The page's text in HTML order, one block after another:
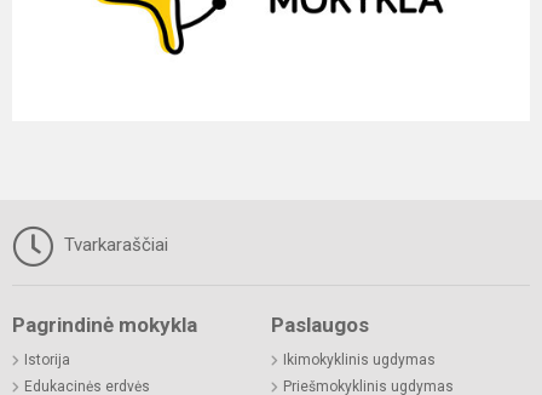
Tvarkaraščiai
Pagrindinė mokykla
Istorija
Edukacinės erdvės
Paslaugos
Ikimokyklinis ugdymas
Priešmokyklinis ugdymas